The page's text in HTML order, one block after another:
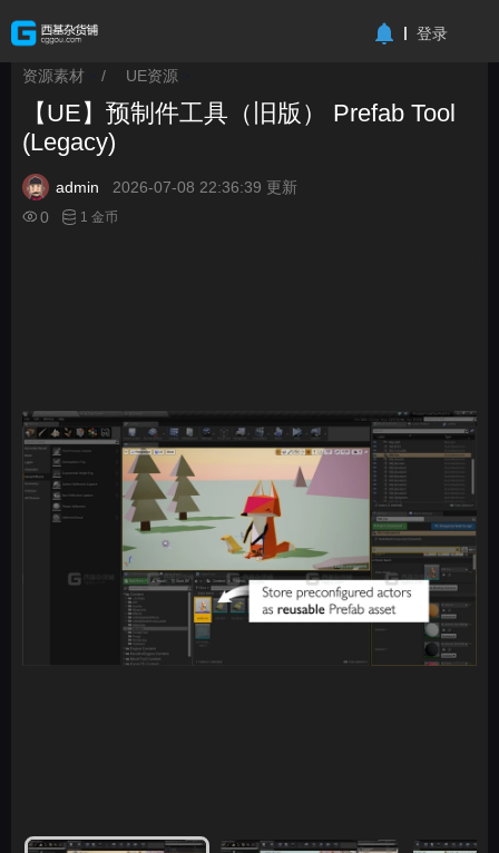
登录
资源素材 / UE资源
【UE】预制件工具（旧版） Prefab Tool
(Legacy)
admin
2026-07-08 22:36:39 更新
0
1 金币